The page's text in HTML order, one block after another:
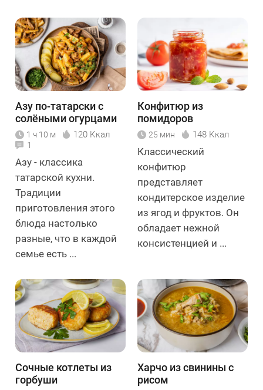
Азу по-татарски с
солёными огурцами
1 ч 10 м 120 Ккал
1
Азу - классика
татарской кухни.
Традиции
приготовления этого
блюда настолько
разные, что в каждой
семье есть ...
Конфитюр из
помидоров
25 мин 148 Ккал
Классический
конфитюр
представляет
кондитерское изделие
из ягод и фруктов. Он
обладает нежной
консистенцией и ...
Сочные котлеты из
горбуши
Харчо из свинины с
рисом